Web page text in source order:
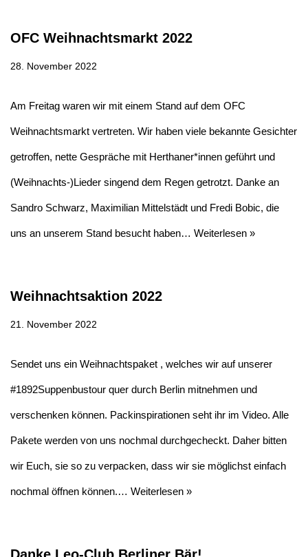
OFC Weihnachtsmarkt 2022
28. November 2022
Am Freitag waren wir mit einem Stand auf dem OFC
Weihnachtsmarkt vertreten. Wir haben viele bekannte Gesichter
getroffen, nette Gespräche mit Herthaner*innen geführt und
(Weihnachts-)Lieder singend dem Regen getrotzt. Danke an
Sandro Schwarz, Maximilian Mittelstädt und Fredi Bobic, die
uns an unserem Stand besucht haben… Weiterlesen »
Weihnachtsaktion 2022
21. November 2022
Sendet uns ein Weihnachtspaket , welches wir auf unserer
#1892Suppenbustour quer durch Berlin mitnehmen und
verschenken können. Packinspirationen seht ihr im Video. Alle
Pakete werden von uns nochmal durchgecheckt. Daher bitten
wir Euch, sie so zu verpacken, dass wir sie möglichst einfach
nochmal öffnen können.… Weiterlesen »